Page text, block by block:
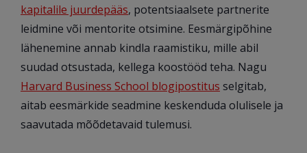
kapitalile juurdepääs, potentsiaalsete partnerite
leidmine või mentorite otsimine. Eesmärgipõhine
lähenemine annab kindla raamistiku, mille abil
suudad otsustada, kellega koostööd teha. Nagu
Harvard Business School blogipostitus selgitab,
aitab eesmärkide seadmine keskenduda olulisele ja
saavutada mõõdetavaid tulemusi.